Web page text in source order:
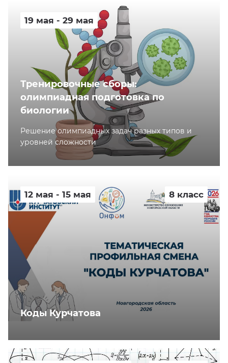
19 мая - 29 мая
Тренировочные сборы:
олимпиадная подготовка по
биологии
Решение олимпиадных задач разных типов и
уровней сложности
12 мая - 15 мая 8 класс
Коды Курчатова